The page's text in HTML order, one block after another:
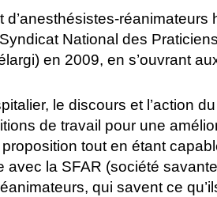
réanimateurs
National des
en 2009, en s’ouvrant
le discours et l’action
de travail pour une
tout en étant
avec la SFAR (société
qui savent ce